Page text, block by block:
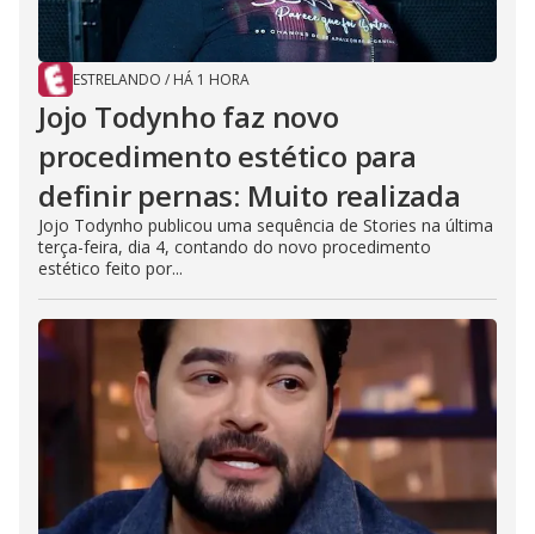
ESTRELANDO / HÁ 1 HORA
Jojo Todynho faz novo
procedimento estético para
definir pernas: Muito realizada
Jojo Todynho publicou uma sequência de Stories na última
terça-feira, dia 4, contando do novo procedimento
estético feito por...